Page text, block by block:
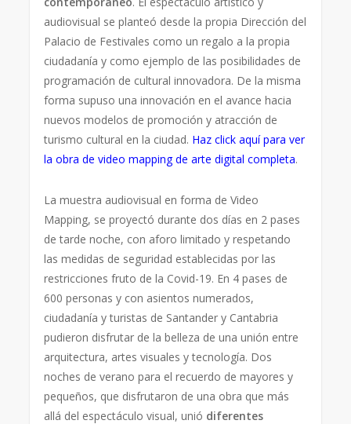
audiovisual se planteó desde la propia Dirección del
Palacio de Festivales como un regalo a la propia
ciudadanía y como ejemplo de las posibilidades de
programación de cultural innovadora. De la misma
forma supuso una innovación en el avance hacia
nuevos modelos de promoción y atracción de
turismo cultural en la ciudad. Haz click aquí para ver
la obra de video mapping de arte digital completa.
La muestra audiovisual en forma de Video
Mapping, se proyectó durante dos días en 2 pases
de tarde noche, con aforo limitado y respetando
las medidas de seguridad establecidas por las
restricciones fruto de la Covid-19. En 4 pases de
600 personas y con asientos numerados,
ciudadanía y turistas de Santander y Cantabria
pudieron disfrutar de la belleza de una unión entre
arquitectura, artes visuales y tecnología. Dos
noches de verano para el recuerdo de mayores y
pequeños, que disfrutaron de una obra que más
allá del espectáculo visual, unió diferentes